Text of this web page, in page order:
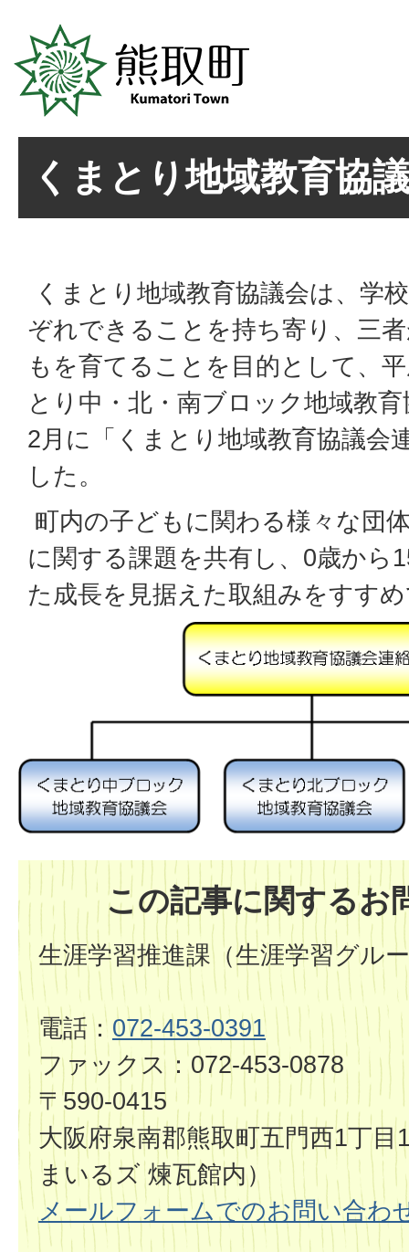
くまとり地域教育協
くまとり地域教育協議会は、学
ぞれできることを持ち寄り、三
もを育てることを目的として、
とり中・北・南ブロック地域教
2月に「くまとり地域教育協議会
した。
町内の子どもに関わる様々な団
に関する課題を共有し、0歳から
た成長を見据えた取組みをすす
この記事に関するお
生涯学習推進課（生涯学習グル
電話： 072-453-0391
ファックス：072-453-0878
〒590-0415
大阪府泉南郡熊取町五門西1丁目
まいるズ 煉瓦館内）
メールフォームでのお問い合わ